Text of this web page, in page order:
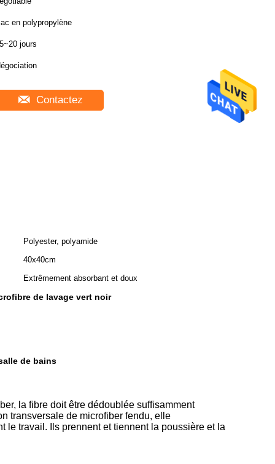
en polypropylène
jours
Contactez
Polyester, polyamide
40x40cm
Extrêmement absorbant et doux
de lavage vert noir
de bains
la fibre doit être dédoublée suffisamment
transversale de microfiber fendu, elle
le travail. Ils prennent et tiennent la poussière et la